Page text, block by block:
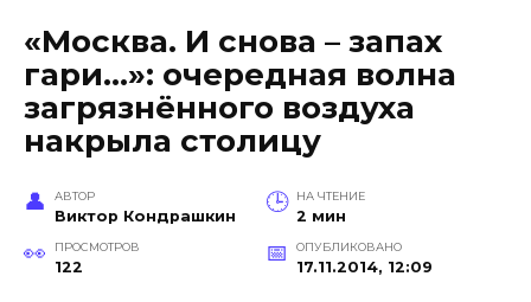
«Москва. И снова – запах
гари…»: очередная волна
загрязнённого воздуха
накрыла столицу
АВТОР
Виктор Кондрашкин
НА ЧТЕНИЕ
2 мин
ПРОСМОТРОВ
122
ОПУБЛИКОВАНО
17.11.2014, 12:09